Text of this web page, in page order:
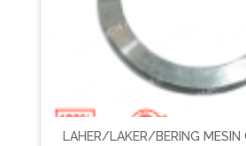
LAHER/LAKER/BERING